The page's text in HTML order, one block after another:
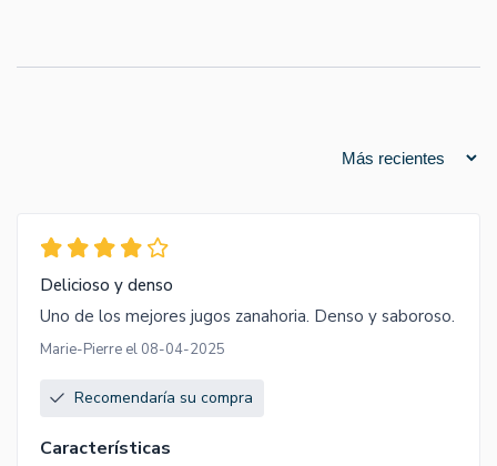
Delicioso y denso
Uno de los mejores jugos zanahoria. Denso y saboroso.
Marie-Pierre el 08-04-2025
Recomendaría su compra
Características